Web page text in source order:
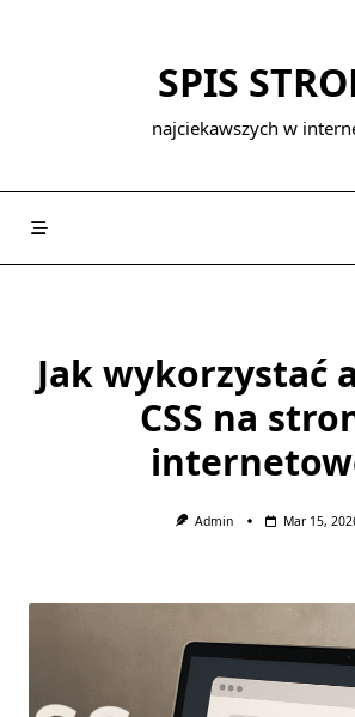
SPIS
najciekawszych w
Jak wykorzystać
CSS na
Admin Mar 15,